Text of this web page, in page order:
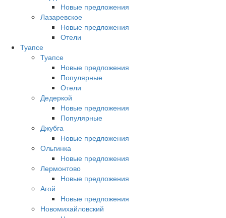
Новые предложения
Лазаревское
Новые предложения
Отели
Туапсе
Туапсе
Новые предложения
Популярные
Отели
Дедеркой
Новые предложения
Популярные
Джубга
Новые предложения
Ольгинка
Новые предложения
Лермонтово
Новые предложения
Агой
Новые предложения
Новомихайловский